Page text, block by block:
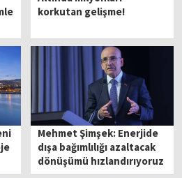
korkutan gelişme!
Mehmet Şimşek: Enerjide
dışa bağımlılığı azaltacak
dönüşümü hızlandırıyoruz